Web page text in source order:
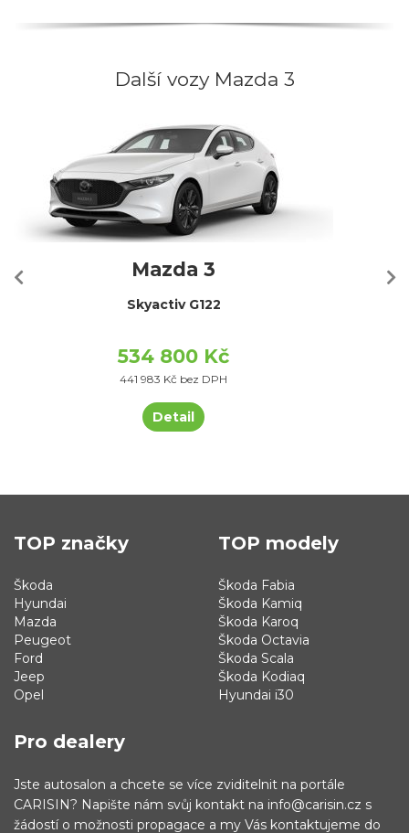
Další vozy Mazda 3
Mazda 3
Skyactiv G122
534 800 Kč
441 983 Kč bez DPH
Detail
TOP značky
Škoda
Hyundai
Mazda
Peugeot
Ford
Jeep
Opel
TOP modely
Škoda Fabia
Škoda Kamiq
Škoda Karoq
Škoda Octavia
Škoda Scala
Škoda Kodiaq
Hyundai i30
Pro dealery
Jste autosalon a chcete se více zviditelnit na portále
CARISIN? Napište nám svůj kontakt na info@carisin.cz s
žádostí o možnosti propagace a my Vás kontaktujeme do